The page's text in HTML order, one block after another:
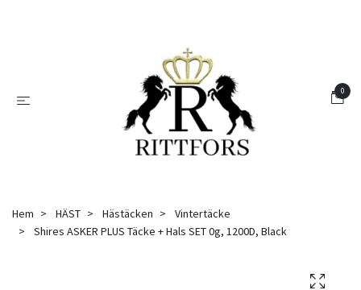
0
Hem HÄST Hästäcken
Vintertäcke
Shires ASKER PLUS Täcke + Hals SET 0g, 1200D, Black